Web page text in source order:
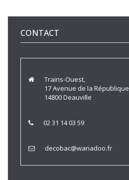
CONTACT
Trains-Ouest,
17 Avenue de la République
14800 Deauville
02 31 14 03 59
decobac@wanadoo.fr